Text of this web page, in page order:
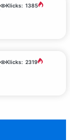
Klicks: 1385
Klicks: 2319